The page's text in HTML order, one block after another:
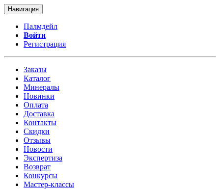
Навигация
Палмдейл
Войти
Регистрация
Заказы
Каталог
Минералы
Новинки
Оплата
Доставка
Контакты
Скидки
Отзывы
Новости
Экспертиза
Возврат
Конкурсы
Мастер-классы